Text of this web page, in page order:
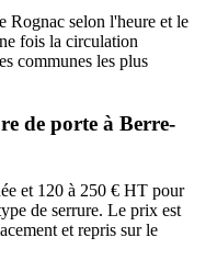
Rognac selon l'heure et le
fois la circulation
communes les plus
de porte à Berre-
et 120 à 250 € HT pour
de serrure. Le prix est
et repris sur le